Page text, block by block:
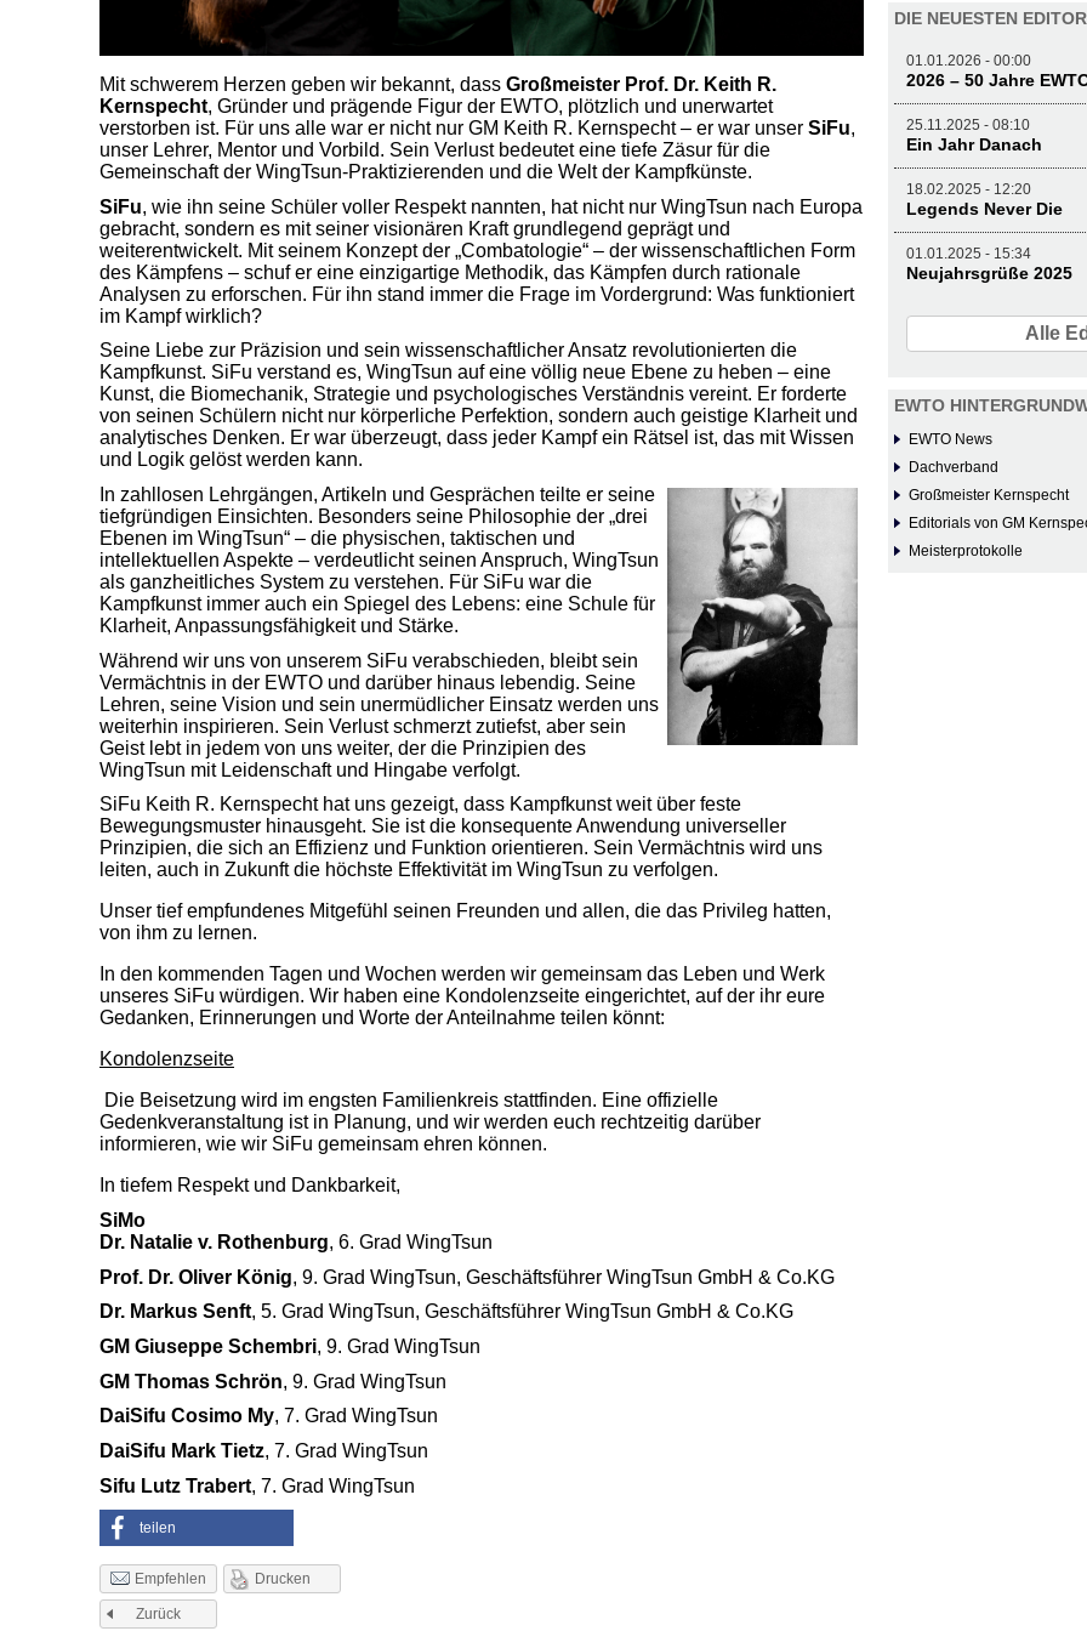
Mit schwerem Herzen geben wir bekannt, dass Großmeister Prof. Dr. Keith R.
Kernspecht, Gründer und prägende Figur der EWTO, plötzlich und unerwartet
verstorben ist. Für uns alle war er nicht nur GM Keith R. Kernspecht – er war unser SiFu,
unser Lehrer, Mentor und Vorbild. Sein Verlust bedeutet eine tiefe Zäsur für die
Gemeinschaft der WingTsun-Praktizierenden und die Welt der Kampfkünste.
SiFu, wie ihn seine Schüler voller Respekt nannten, hat nicht nur WingTsun nach Europa
gebracht, sondern es mit seiner visionären Kraft grundlegend geprägt und
weiterentwickelt. Mit seinem Konzept der „Combatologie“ – der wissenschaftlichen Form
des Kämpfens – schuf er eine einzigartige Methodik, das Kämpfen durch rationale
Analysen zu erforschen. Für ihn stand immer die Frage im Vordergrund: Was funktioniert
im Kampf wirklich?
Seine Liebe zur Präzision und sein wissenschaftlicher Ansatz revolutionierten die
Kampfkunst. SiFu verstand es, WingTsun auf eine völlig neue Ebene zu heben – eine
Kunst, die Biomechanik, Strategie und psychologisches Verständnis vereint. Er forderte
von seinen Schülern nicht nur körperliche Perfektion, sondern auch geistige Klarheit und
analytisches Denken. Er war überzeugt, dass jeder Kampf ein Rätsel ist, das mit Wissen
und Logik gelöst werden kann.
In zahllosen Lehrgängen, Artikeln und Gesprächen teilte er seine
tiefgründigen Einsichten. Besonders seine Philosophie der „drei
Ebenen im WingTsun“ – die physischen, taktischen und
intellektuellen Aspekte – verdeutlicht seinen Anspruch, WingTsun
als ganzheitliches System zu verstehen. Für SiFu war die
Kampfkunst immer auch ein Spiegel des Lebens: eine Schule für
Klarheit, Anpassungsfähigkeit und Stärke.
Während wir uns von unserem SiFu verabschieden, bleibt sein
Vermächtnis in der EWTO und darüber hinaus lebendig. Seine
Lehren, seine Vision und sein unermüdlicher Einsatz werden uns
weiterhin inspirieren. Sein Verlust schmerzt zutiefst, aber sein
Geist lebt in jedem von uns weiter, der die Prinzipien des
WingTsun mit Leidenschaft und Hingabe verfolgt.
SiFu Keith R. Kernspecht hat uns gezeigt, dass Kampfkunst weit über feste
Bewegungsmuster hinausgeht. Sie ist die konsequente Anwendung universeller
Prinzipien, die sich an Effizienz und Funktion orientieren. Sein Vermächtnis wird uns
leiten, auch in Zukunft die höchste Effektivität im WingTsun zu verfolgen.
Unser tief empfundenes Mitgefühl seinen Freunden und allen, die das Privileg hatten,
von ihm zu lernen.
In den kommenden Tagen und Wochen werden wir gemeinsam das Leben und Werk
unseres SiFu würdigen. Wir haben eine Kondolenzseite eingerichtet, auf der ihr eure
Gedanken, Erinnerungen und Worte der Anteilnahme teilen könnt:
Kondolenzseite
Die Beisetzung wird im engsten Familienkreis stattfinden. Eine offizielle
Gedenkveranstaltung ist in Planung, und wir werden euch rechtzeitig darüber
informieren, wie wir SiFu gemeinsam ehren können.
In tiefem Respekt und Dankbarkeit,
SiMo
Dr. Natalie v. Rothenburg, 6. Grad WingTsun
Prof. Dr. Oliver König, 9. Grad WingTsun, Geschäftsführer WingTsun GmbH & Co.KG
Dr. Markus Senft, 5. Grad WingTsun, Geschäftsführer WingTsun GmbH & Co.KG
GM Giuseppe Schembri, 9. Grad WingTsun
GM Thomas Schrön, 9. Grad WingTsun
DaiSifu Cosimo My, 7. Grad WingTsun
DaiSifu Mark Tietz, 7. Grad WingTsun
Sifu Lutz Trabert, 7. Grad WingTsun
teilen
Empfehlen Drucken
Zurück
DIE NEUESTEN
01.01.2026 - 00:00
2026 – 50 Jahre
25.11.2025 - 08:10
Ein Jahr Danach
18.02.2025 - 12:20
Legends Never Die
01.01.2025 - 15:34
Neujahrsgrüße 2025
Alle
EWTO
EWTO News
Dachverband
Großmeister Kernspecht
Editorials von GM
Meisterprotokolle